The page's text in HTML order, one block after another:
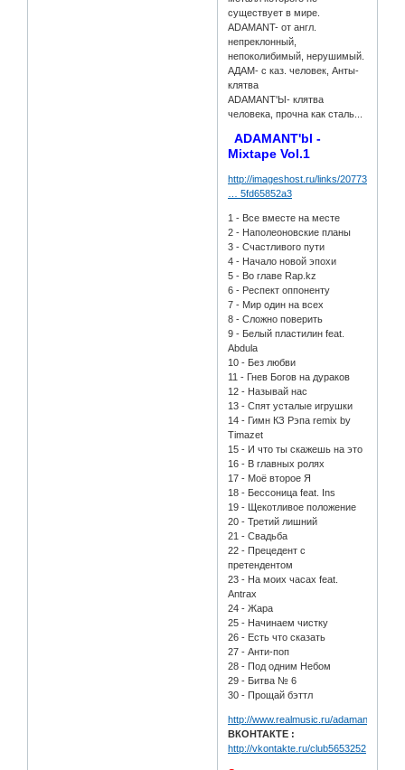
существует в мире.
ADAMANT- от англ.
непреклонный,
непоколибимый, нерушимый.
АДАМ- с каз. человек, Анты-
клятва
ADAMANT'Ы- клятва
человека, прочна как сталь...
ADAMANT'bl -
Mixtape Vol.1
http://imageshost.ru/links/2077344e294b
… 5fd65852a3
1 - Все вместе на месте
2 - Наполеоновские планы
3 - Счастливого пути
4 - Начало новой эпохи
5 - Во главе Rap.kz
6 - Респект оппоненту
7 - Мир один на всех
8 - Сложно поверить
9 - Белый пластилин feat.
Abdula
10 - Без любви
11 - Гнев Богов на дураков
12 - Называй нас
13 - Спят усталые игрушки
14 - Гимн КЗ Рэпа remix by
Timazet
15 - И что ты скажешь на это
16 - В главных ролях
17 - Моё второе Я
18 - Бессоница feat. Ins
19 - Щекотливое положение
20 - Третий лишний
21 - Свадьба
22 - Прецедент с
претендентом
23 - На моих часах feat.
Antrax
24 - Жара
25 - Начинаем чистку
26 - Есть что сказать
27 - Анти-поп
28 - Под одним Небом
29 - Битва № 6
30 - Прощай бэттл
http://www.realmusic.ru/adamantz/
ВКОНТАКТЕ :
http://vkontakte.ru/club5653252